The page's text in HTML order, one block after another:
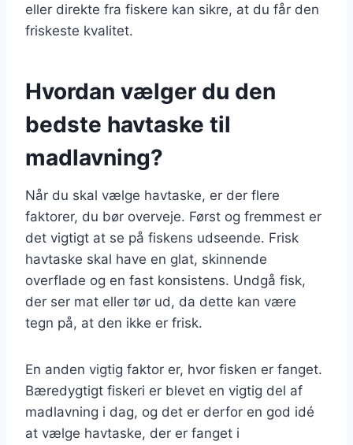
eller direkte fra fiskere kan sikre, at du får den
friskeste kvalitet.
Hvordan vælger du den
bedste havtaske til
madlavning?
Når du skal vælge havtaske, er der flere
faktorer, du bør overveje. Først og fremmest er
det vigtigt at se på fiskens udseende. Frisk
havtaske skal have en glat, skinnende
overflade og en fast konsistens. Undgå fisk,
der ser mat eller tør ud, da dette kan være
tegn på, at den ikke er frisk.
En anden vigtig faktor er, hvor fisken er fanget.
Bæredygtigt fiskeri er blevet en vigtig del af
madlavning i dag, og det er derfor en god idé
at vælge havtaske, der er fanget i